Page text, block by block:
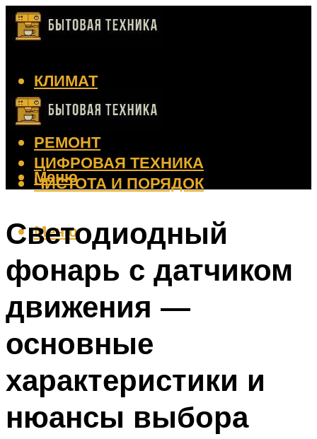
КЛИМАТ
КРАСОТА
КУХНЯ
РЕМОНТ
ЦИФРОВАЯ ТЕХНИКА
ЧИСТОТА И ПОРЯДОК
Меню
Меню
Светодиодный
фонарь с датчиком
движения —
основные
характеристики и
нюансы выбора